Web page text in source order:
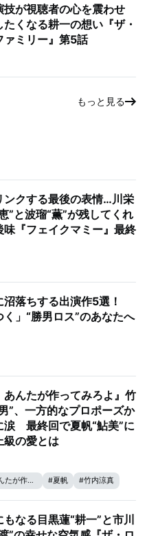
技が視聴者の心を震わせ
くなる耕一の想い『ザ・
ァミリー』第5話
もっと見る
ンクする最後の表情…川栄
”と波瑠“薫”が残してくれ
味『フェイクマミー』最終
落ちする出演作5選！
く」“勝男ロス”のあなたへ
あんたが作ってみろよ』竹
”、一方的なプロポーズか
涙 最終回で夏帆“鮎美”に
級の愛とは
ってみろよ #夏帆 #竹内涼真
なる目黒蓮“耕一”と市川